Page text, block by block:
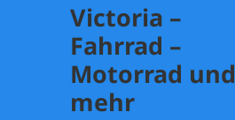
Victoria –
Fahrrad –
Motorrad und
mehr